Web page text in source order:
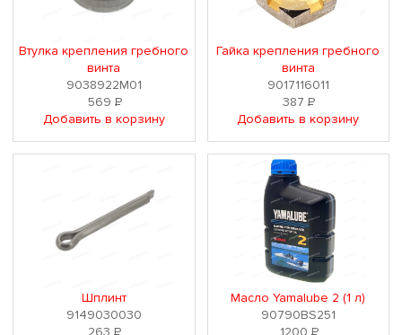
Втулка крепления гребного
винта
9038922M01
569 Р
Добавить в корзину
Гайка крепления гребного
винта
9017116011
387Р
Добавить в корзину
Шплинт
9149030030
Масло Yamalube 2 (1 л)
90790BS251